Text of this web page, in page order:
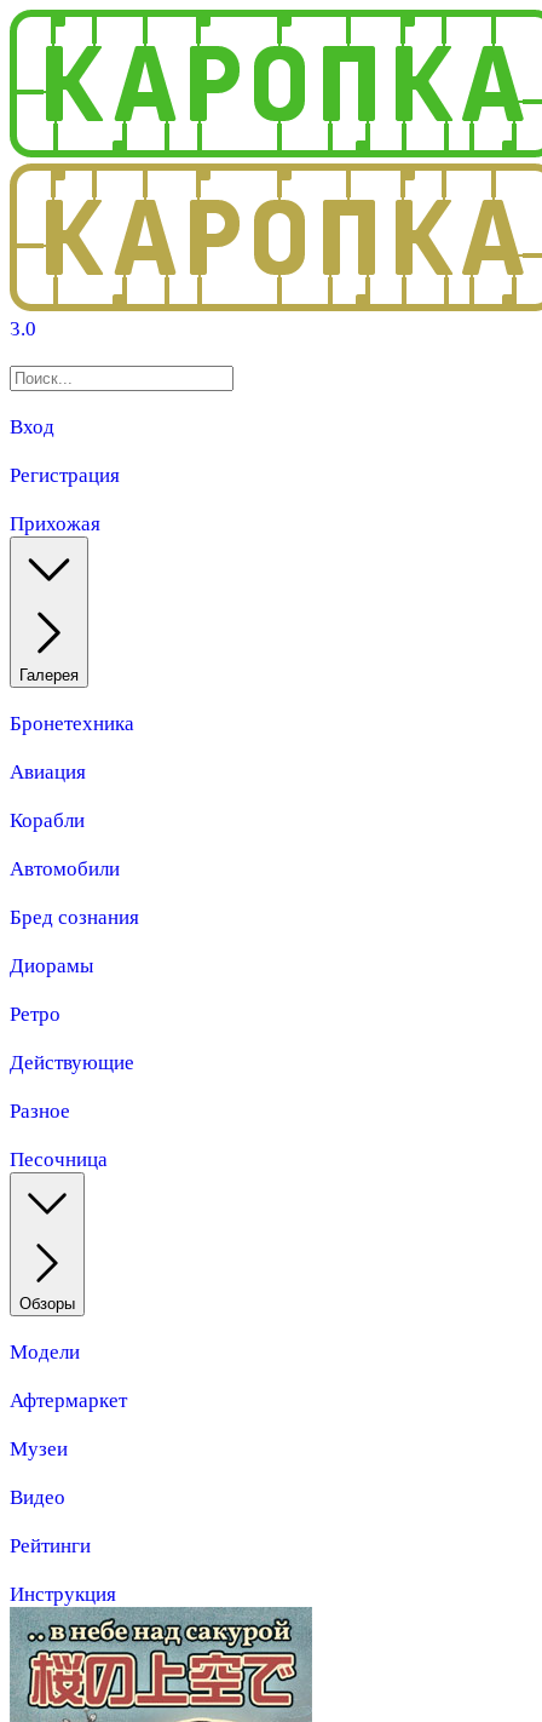
3.0
Вход
Регистрация
Прихожая
Галерея
Бронетехника
Авиация
Корабли
Автомобили
Бред сознания
Диорамы
Ретро
Действующие
Разное
Песочница
Обзоры
Модели
Афтермаркет
Музеи
Видео
Рейтинги
Инструкция